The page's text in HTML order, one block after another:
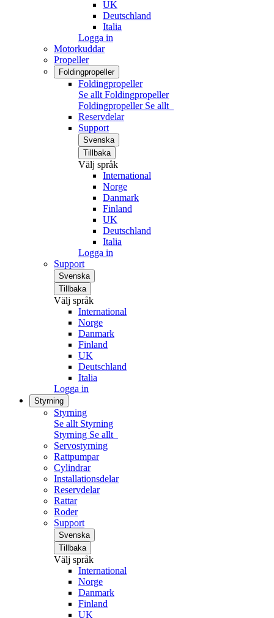
UK
Deutschland
Italia
Logga in
Motorkuddar
Propeller
Foldingpropeller
Foldingpropeller
Se allt Foldingpropeller
Foldingpropeller Se allt
Reservdelar
Support
Svenska
Tillbaka
Välj språk
International
Norge
Danmark
Finland
UK
Deutschland
Italia
Logga in
Support
Svenska
Tillbaka
Välj språk
International
Norge
Danmark
Finland
UK
Deutschland
Italia
Logga in
Styrning
Styrning
Se allt Styrning
Styrning Se allt
Servostyrning
Rattpumpar
Cylindrar
Installationsdelar
Reservdelar
Rattar
Roder
Support
Svenska
Tillbaka
Välj språk
International
Norge
Danmark
Finland
UK